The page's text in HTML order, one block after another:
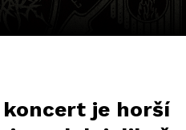
je horší